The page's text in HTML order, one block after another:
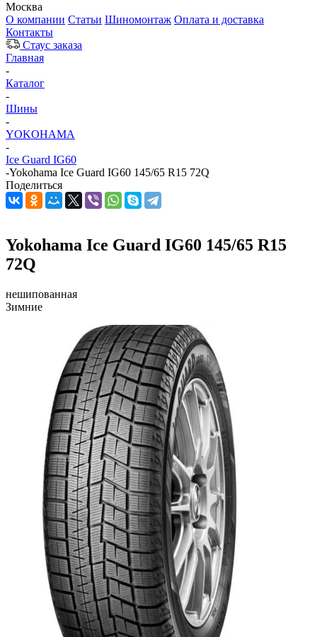
Москва
О компании Статьи Шиномонтаж Оплата и доставка
Контакты
Стаус заказа
Главная
-
Каталог
-
Шины
-
YOKOHAMA
-
Ice Guard IG60
-Yokohama Ice Guard IG60 145/65 R15 72Q
Поделиться
Yokohama Ice Guard IG60 145/65 R15
72Q
нешипованная
Зимние